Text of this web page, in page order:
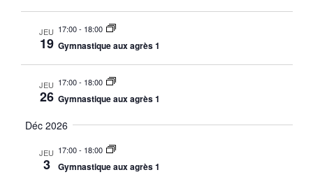
JEU
19
17:00- 18:00
Gymnastique aux agrès 1
JEU
26
17:00- 18:00
Gymnastique aux agrès 1
Déc 2026
JEU
3
17:00- 18:00
Gymnastique aux agrès 1